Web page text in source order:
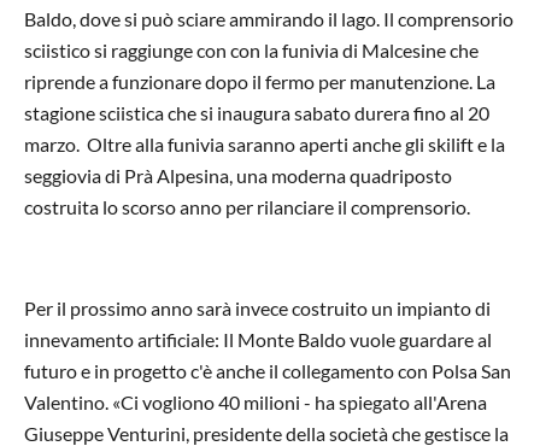
Baldo, dove si può sciare ammirando il lago. Il comprensorio
sciistico si raggiunge con con la funivia di Malcesine che
riprende a funzionare dopo il fermo per manutenzione. La
stagione sciistica che si inaugura sabato durera fino al 20
marzo. Oltre alla funivia saranno aperti anche gli skilift e la
seggiovia di Prà Alpesina, una moderna quadriposto
costruita lo scorso anno per rilanciare il comprensorio.
Per il prossimo anno sarà invece costruito un impianto di
innevamento artificiale: Il Monte Baldo vuole guardare al
futuro e in progetto c'è anche il collegamento con Polsa San
Valentino. «Ci vogliono 40 milioni - ha spiegato all'Arena
Giuseppe Venturini, presidente della società che gestisce la